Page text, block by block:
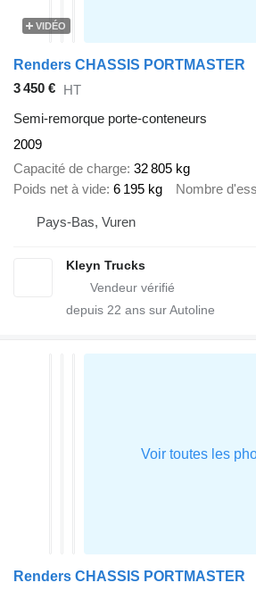
VIDÉO
Renders CHASSIS PORTMASTER
3 450 € HT
Semi-remorque porte-conteneurs
2009
Capacité de charge 32 805 kg
Poids net à vide 6 195 kg Nombre
Pays-Bas, Vuren
Kleyn Trucks
depuis 22 ans sur Autoline
Renders CHASSIS PORTMASTER